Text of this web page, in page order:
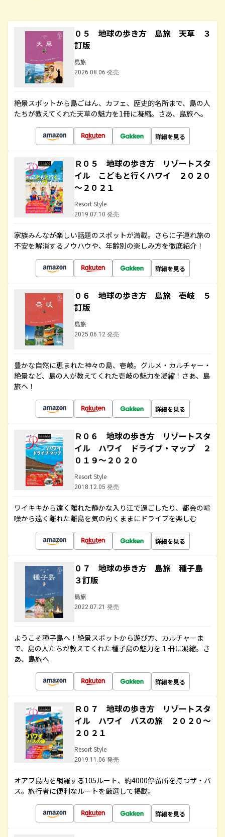
０５ 地球の歩き方 島旅 天草 ３
訂版
島旅
2026.08.06 発売
絶景スポットから島ごはん、カフェ、歴史的名所まで、島の人
たちが教えてくれた天草の魅力を1冊に凝縮。さあ、島旅へ。
詳細を見る
Ｒ０５ 地球の歩き方 リゾートスタ
イル こどもと行くハワイ ２０２０
～２０２１
Resort Style
2019.07.10 発売
家族みんなが楽しい話題のスポットが満載。さらに子連れ旅の
不安を解消するノウハウや、年齢別の楽しみ方を徹底紹介！
詳細を見る
０６ 地球の歩き方 島旅 壱岐 ５
訂版
島旅
2025.06.12 発売
豊かな自然に恵まれた神々の島、壱岐。グルメ・カルチャー・
絶景など、島の人が教えてくれた壱岐の魅力を凝縮！さあ、島
旅へ！
詳細を見る
Ｒ０６ 地球の歩き方 リゾートスタ
イル ハワイ ドライブ・マップ ２
０１９～２０２０
Resort Style
2018.12.05 発売
ワイキキから遠く離れた静かな入り江で過ごしたり、都会の喧
噪から遠く離れた離島を気の向くままにドライブを楽しむ
詳細を見る
０７ 地球の歩き方 島旅 種子島
３訂版
島旅
2022.07.21 発売
ようこそ種子島へ！絶景スポットから遊び方、カルチャーま
で、島の人たちが教えてくれた種子島の魅力を１冊に凝縮。さ
あ、島旅へ
詳細を見る
Ｒ０７ 地球の歩き方 リゾートスタ
イル ハワイ バスの旅 ２０２０～
２０２１
Resort Style
2019.11.06 発売
オアフ島内を網羅する105ルート、約4000停留所を持つザ・バ
ス。旅行者に便利なルートを厳選して掲載。
詳細を見る